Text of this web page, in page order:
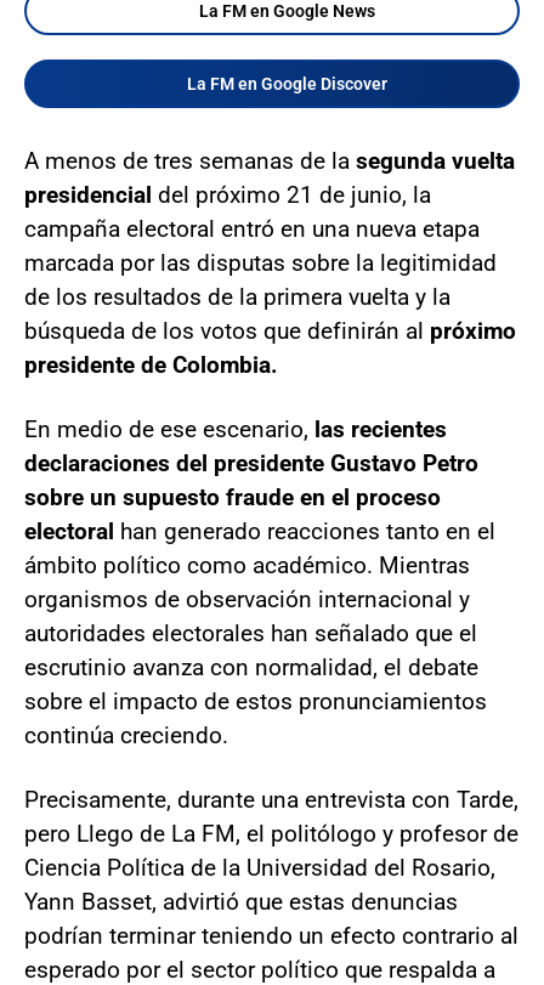
La FM en Google News
La FM en Google Discover
A menos de tres semanas de la segunda vuelta
presidencial del próximo 21 de junio, la
campaña electoral entró en una nueva etapa
marcada por las disputas sobre la legitimidad
de los resultados de la primera vuelta y la
búsqueda de los votos que definirán al próximo
presidente de Colombia.
En medio de ese escenario, las recientes
declaraciones del presidente Gustavo Petro
sobre un supuesto fraude en el proceso
electoral han generado reacciones tanto en el
ámbito político como académico. Mientras
organismos de observación internacional y
autoridades electorales han señalado que el
escrutinio avanza con normalidad, el debate
sobre el impacto de estos pronunciamientos
continúa creciendo.
Precisamente, durante una entrevista con Tarde,
pero Llego de La FM, el politólogo y profesor de
Ciencia Política de la Universidad del Rosario,
Yann Basset, advirtió que estas denuncias
podrían terminar teniendo un efecto contrario al
esperado por el sector político que respalda a